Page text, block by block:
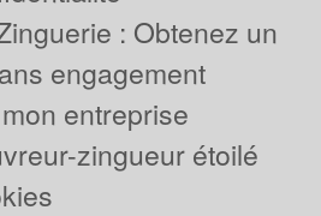
: Obtenez un
engagement
entreprise
zingueur étoilé